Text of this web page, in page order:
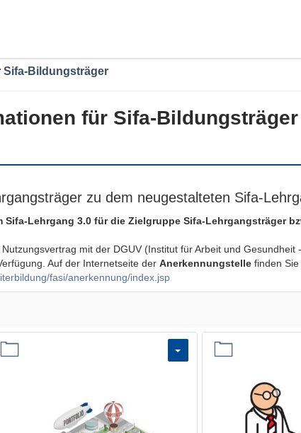
Sifa-Bildungsträger
für Sifa-Bildungsträger
zu dem neugestalteten Sifa-
Sifa-Lehrgang 3.0 für die Zielgruppe Sifa-Lehrgangsträger
mit der DGUV (Institut für Arbeit und
Auf der Internetseite der Anerkennungstelle finden
fasi/anerkennung/index.jsp